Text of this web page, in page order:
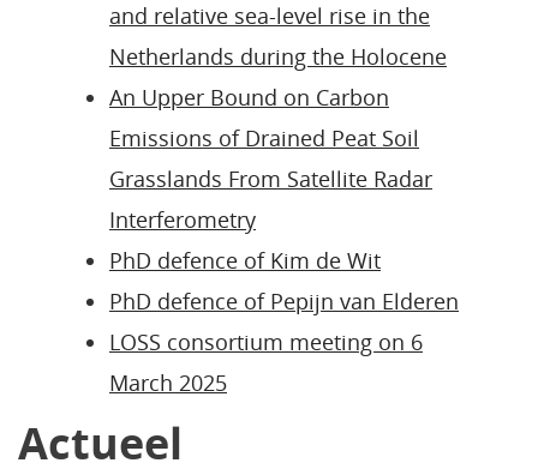
and relative sea-level rise in the
Netherlands during the Holocene
An Upper Bound on Carbon
Emissions of Drained Peat Soil
Grasslands From Satellite Radar
Interferometry
PhD defence of Kim de Wit
PhD defence of Pepijn van Elderen
LOSS consortium meeting on 6
March 2025
Actueel